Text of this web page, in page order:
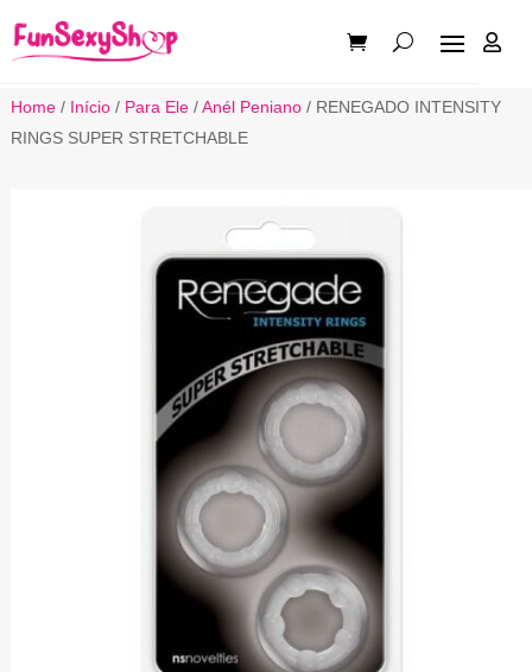

Home/ Início/ Para Ele/Anél Peniano/ RENEGADO INTENSITY
RINGS SUPER STRETCHABLE